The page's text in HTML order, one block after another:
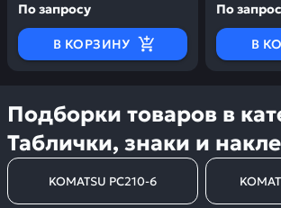
По запросу
В КОРЗИНУ
По
В
Подборки товаров в
Таблички, знаки и
KOMATSU PC210-6